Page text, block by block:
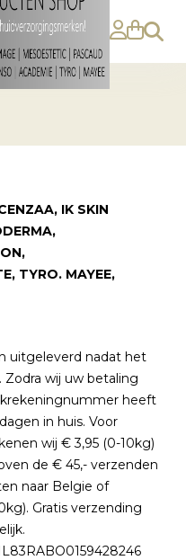
IK SKIN
TYRO. MAYEE,
uitgeleverd nadat het
wij uw betaling
heeft
in huis. Voor
wij € 3,95 (0-10kg)
de € 45,- verzenden
naar Belgie of
Gratis verzending